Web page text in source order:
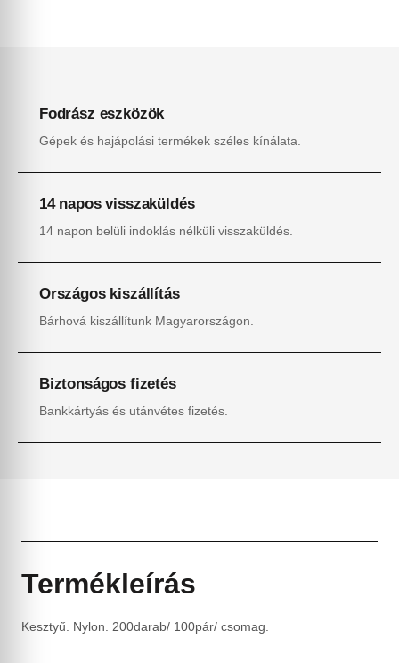
Fodrász eszközök
Gépek és hajápolási termékek széles kínálata.
14 napos visszaküldés
14 napon belüli indoklás nélküli visszaküldés.
Országos kiszállítás
Bárhová kiszállítunk Magyarországon.
Biztonságos fizetés
Bankkártyás és utánvétes fizetés.
Termékleírás
Kesztyű. Nylon. 200darab/ 100pár/ csomag.